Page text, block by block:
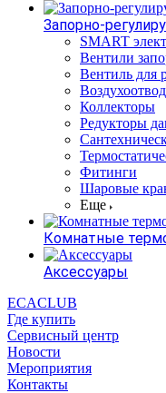
Запорно-
SMART
Вентили
Вентиль для
Коллекторы
Редукторы
Фитинги
Шаровые
Еще
Комнатные
Аксессуары
ECACLUB
Где купить
Сервисный центр
Новости
Мероприятия
Контакты